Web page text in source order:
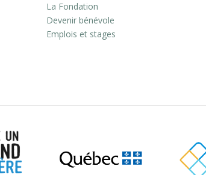
La Fondation
Devenir bénévole
Emplois et stages